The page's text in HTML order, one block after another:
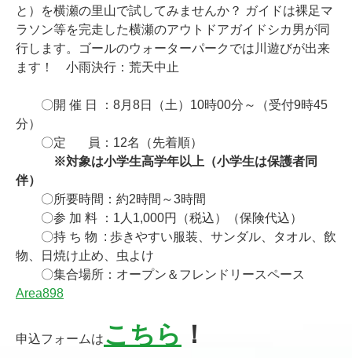
と）を横瀬の里山で試してみませんか？ ガイドは裸足マ
ラソン等を完走した横瀬のアウトドアガイドシカ男が同
行します。ゴールのウォーターパークでは川遊びが出来
ます！ 小雨決行：荒天中止
〇開 催 日 ：8月8日（土）10時00分～（受付9時45
分）
〇定 員：12名（先着順）
※対象は小学生高学年以上（小学生は保護者同
伴）
〇所要時間：約2時間～3時間
〇参 加 料 ：1人1,000円（税込）（保険代込）
〇持 ち 物 : 歩きやすい服装、サンダル、タオル、飲
物、日焼け止め、虫よけ
〇集合場所：オープン＆フレンドリースペース
Area898
申込フォームは こちら ！